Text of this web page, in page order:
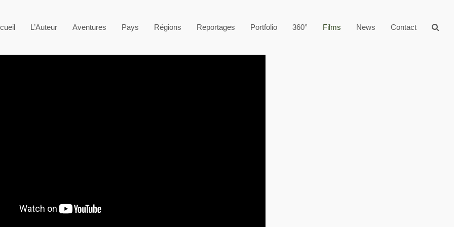
L’Auteur Aventures Pays Régions Reportages Portfolio 360° Films News Contact